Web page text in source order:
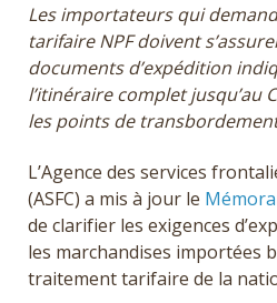
Les importateurs qui
tarifaire NPF doivent
documents d’expédition
l’itinéraire complet jusqu’au
les points de
L’Agence des services
(ASFC) a mis à jour le
de clarifier les exigences
les marchandises importées
traitement tarifaire de la